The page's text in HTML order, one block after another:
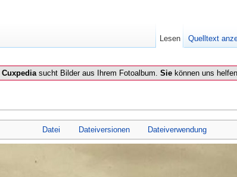
Cuxpediasucht Bilder aus Ihrem Fotoalbum. Sie können uns
Datei Dateiversionen Dateiverwendung
Lesen Quelltext